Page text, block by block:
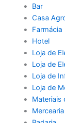
Bar
Casa
Farmácia
Hotel
Loja de
Loja de
Loja de
Loja de
Materiais
Mercearia